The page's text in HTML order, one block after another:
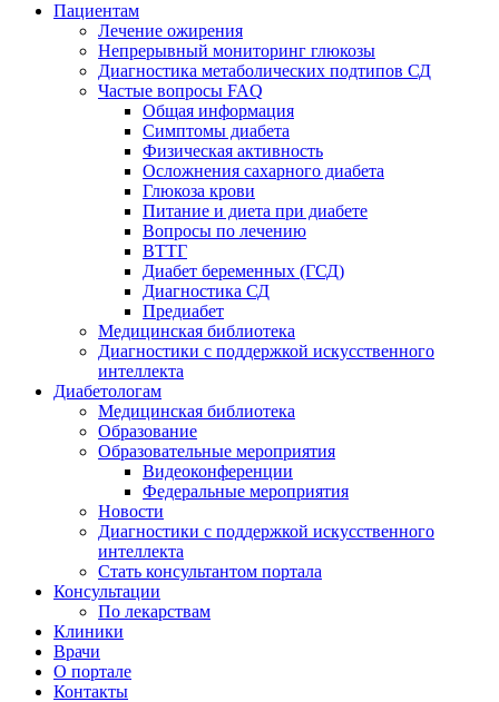
Пациентам
Лечение ожирения
Непрерывный мониторинг глюкозы
Диагностика метаболических подтипов СД
Частые вопросы FAQ
Общая информация
Симптомы диабета
Физическая активность
Осложнения сахарного диабета
Глюкоза крови
Питание и диета при диабете
Вопросы по лечению
ВТТГ
Диабет беременных (ГСД)
Диагностика СД
Предиабет
Медицинская библиотека
Диагностики с поддержкой искусственного
интеллекта
Диабетологам
Медицинская библиотека
Образование
Образовательные мероприятия
Видеоконференции
Федеральные мероприятия
Новости
Диагностики с поддержкой искусственного
интеллекта
Стать консультантом портала
Консультации
По лекарствам
Клиники
Врачи
О портале
Контакты